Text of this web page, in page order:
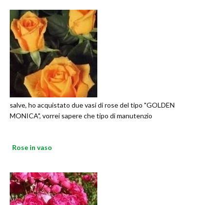
salve, ho acquistato due vasi di rose del tipo "GOLDEN
MONICA", vorrei sapere che tipo di manutenzio
Rose in vaso